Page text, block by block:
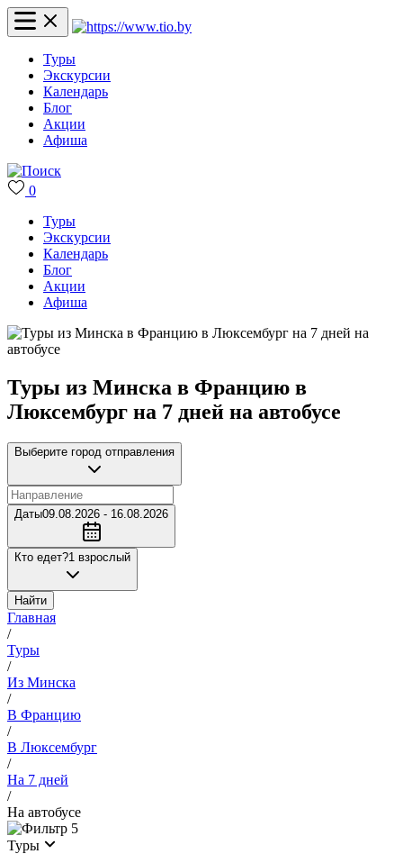
Туры
Экскурсии
Календарь
Блог
Акции
Афиша
0
Туры
Экскурсии
Календарь
Блог
Акции
Афиша
Туры из Минска в Францию в
Люксембург на 7 дней на автобусе
Выберите город отправления
Даты09.08.2026 - 16.08.2026
Кто едет?1 взрослый
Найти
Главная
/
Туры
/
Из Минска
/
В Францию
/
В Люксембург
/
На 7 дней
/
На автобусе
5
Туры